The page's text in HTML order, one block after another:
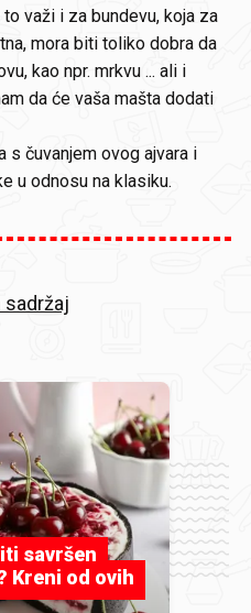
važi i za bundevu, koja za
mora biti toliko dobra da
kao npr. mrkvu ... ali i
da će vaša mašta dodati
s čuvanjem ovog ajvara i
u odnosu na klasiku.
sadržaj
savršen
Kreni od ovih